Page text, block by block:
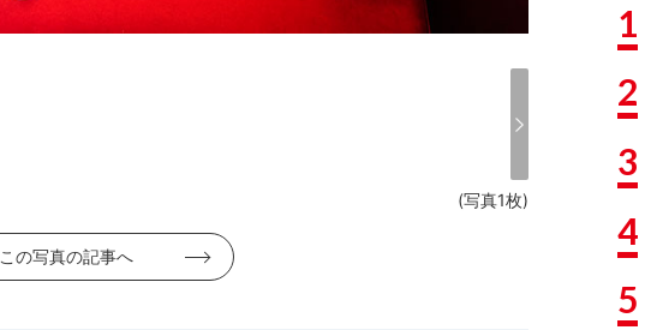
(写真1枚)
この写真の記事へ
1
2
3
4
5